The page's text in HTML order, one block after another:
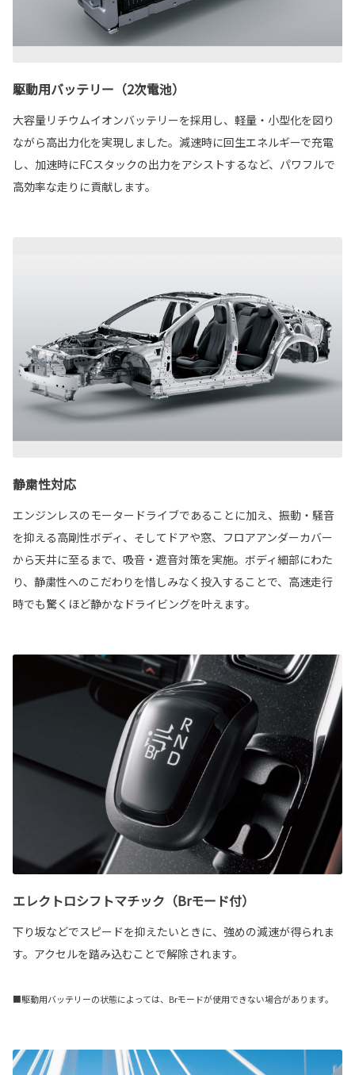
駆動用バッテリー（2次電池）
大容量リチウムイオンバッテリーを採用し、軽量・小型化を図り
ながら高出力化を実現しました。減速時に回生エネルギーで充電
し、加速時にFCスタックの出力をアシストするなど、パワフルで
高効率な走りに貢献します。
静粛性対応
エンジンレスのモータードライブであることに加え、振動・騒音
を抑える高剛性ボディ、そしてドアや窓、フロアアンダーカバー
から天井に至るまで、吸音・遮音対策を実施。ボディ細部にわた
り、静粛性へのこだわりを惜しみなく投入することで、高速走行
時でも驚くほど静かなドライビングを叶えます。
エレクトロシフトマチック（Brモード付）
下り坂などでスピードを抑えたいときに、強めの減速が得られま
す。アクセルを踏み込むことで解除されます。
■駆動用バッテリーの状態によっては、Brモードが使用できない場合があります。